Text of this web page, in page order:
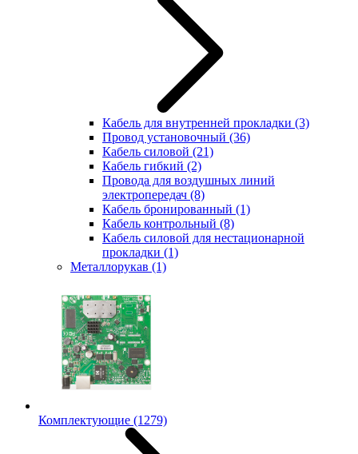
Кабель для внутренней прокладки (3)
Провод установочный (36)
Кабель силовой (21)
Кабель гибкий (2)
Провода для воздушных линий
электропередач (8)
Кабель бронированный (1)
Кабель контрольный (8)
Кабель силовой для нестационарной
прокладки (1)
Металлорукав (1)
Комплектующие (1279)